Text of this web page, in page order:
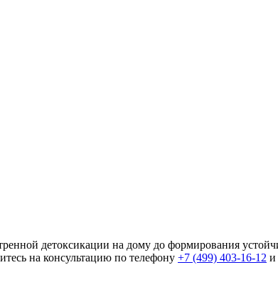
детоксикации на дому до формирования
на консультацию по телефону +7 (499) 403-16-12 и